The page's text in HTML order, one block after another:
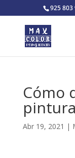
925 803
Cómo
Abr 19, 2021 |